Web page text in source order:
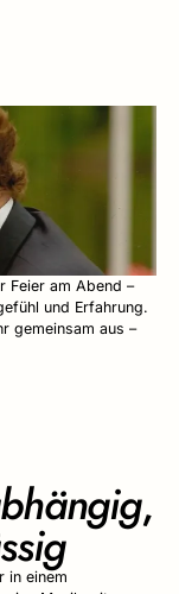
Feier am Abend –
und Erfahrung.
gemeinsam aus –
,
in einem